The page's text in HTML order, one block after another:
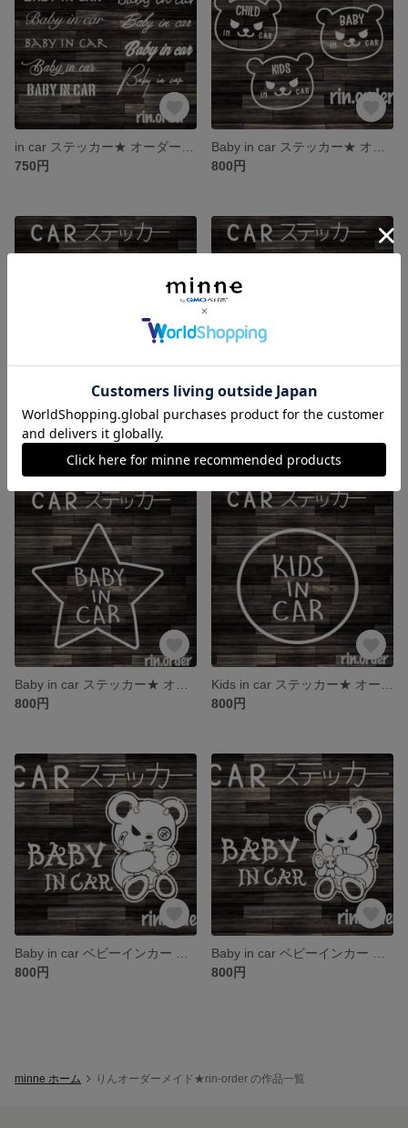
750円
800円
Kids in car ステッカー★ オーダーメイド オリジナルステッカー インカー シンプルデザイン 名前入れ ベビーインカー
800円
Baby in car ステッカー★ オーダーメイド オリジナルステッカー インカー シンプルデザイン 名前入れ ベビーインカー
800円
800円
800円
800円
minne ホーム りんオーダーメイド★rin-order の作品一覧